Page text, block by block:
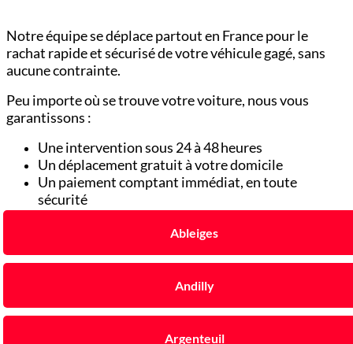
Notre équipe se déplace partout en France pour le
rachat rapide et sécurisé de votre véhicule gagé, sans
aucune contrainte.
Peu importe où se trouve votre voiture, nous vous
garantissons :
Une intervention sous 24 à 48 heures
Un déplacement gratuit à votre domicile
Un paiement comptant immédiat, en toute
sécurité
Ableiges
Andilly
Argenteuil